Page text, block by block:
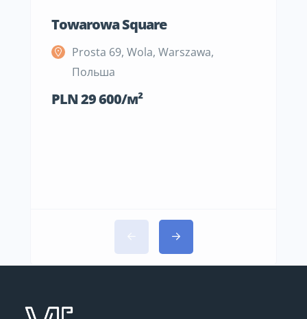
Towarowa Square
Prosta 69, Wola, Warszawa,
Польша
PLN 29 600/м²